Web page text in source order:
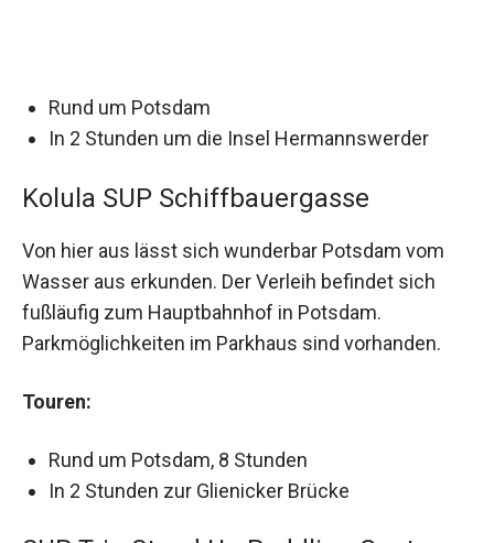
Rund um Potsdam
In 2 Stunden um die Insel Hermannswerder
Kolula SUP Schiffbauergasse
Von hier aus lässt sich wunderbar Potsdam vom
Wasser aus erkunden. Der Verleih befindet sich
fußläufig zum Hauptbahnhof in Potsdam.
Parkmöglichkeiten im Parkhaus sind vorhanden.
Touren:
Rund um Potsdam, 8 Stunden
In 2 Stunden zur Glienicker Brücke